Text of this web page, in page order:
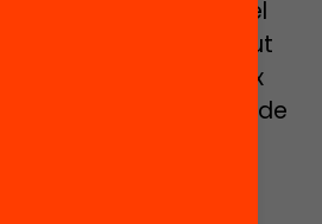
forma part del
Lectora de l’Institut
i persegueix
lector en els infants de
Coordinadors,
de l’Associació
la lectura